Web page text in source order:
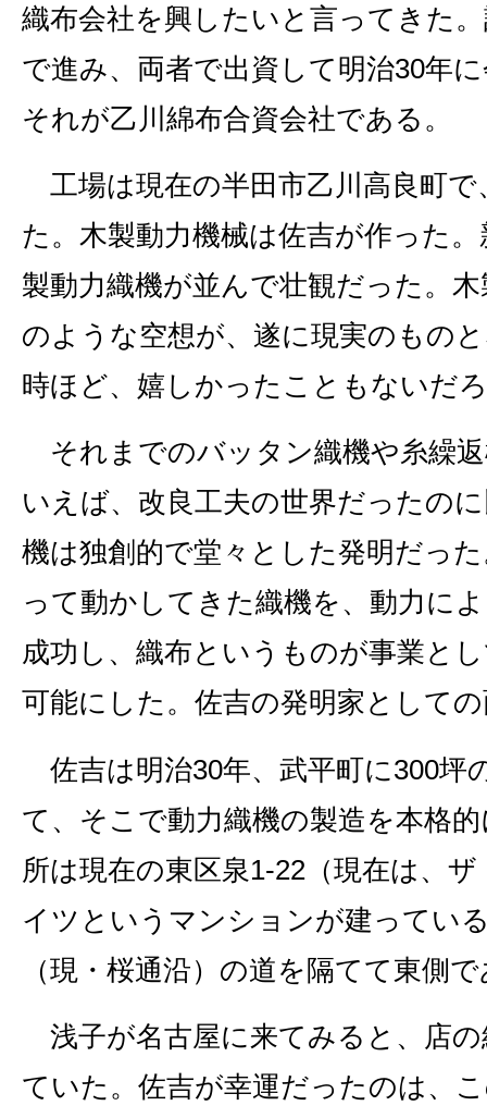
織布会社を興したいと言ってきた
で進み、両者で出資して明治30年
それが乙川綿布合資会社である。
工場は現在の半田市乙川高良町で
た。木製動力機械は佐吉が作った
製動力織機が並んで壮観だった。
のような空想が、遂に現実のもの
時ほど、嬉しかったこともないだ
それまでのバッタン織機や糸繰
いえば、改良工夫の世界だったの
機は独創的で堂々とした発明だっ
って動かしてきた織機を、動力に
成功し、織布というものが事業と
可能にした。佐吉の発明家として
佐吉は明治30年、武平町に300坪
て、そこで動力織機の製造を本格
所は現在の東区泉1‐22（現在は、
イツというマンションが建ってい
（現・桜通沿）の道を隔てて東側
浅子が名古屋に来てみると、店
ていた。佐吉が幸運だったのは、